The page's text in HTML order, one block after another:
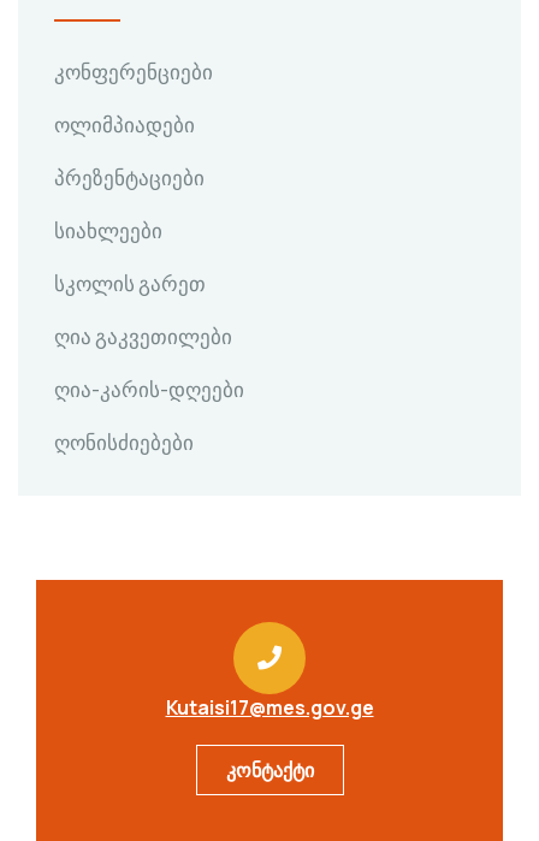
კონფერენციები
ოლიმპიადები
პრეზენტაციები
სიახლეები
სკოლის გარეთ
ღია გაკვეთილები
ღია-კარის-დღეები
ღონისძიებები
Kutaisi17@mes.gov.ge
კონტაქტი